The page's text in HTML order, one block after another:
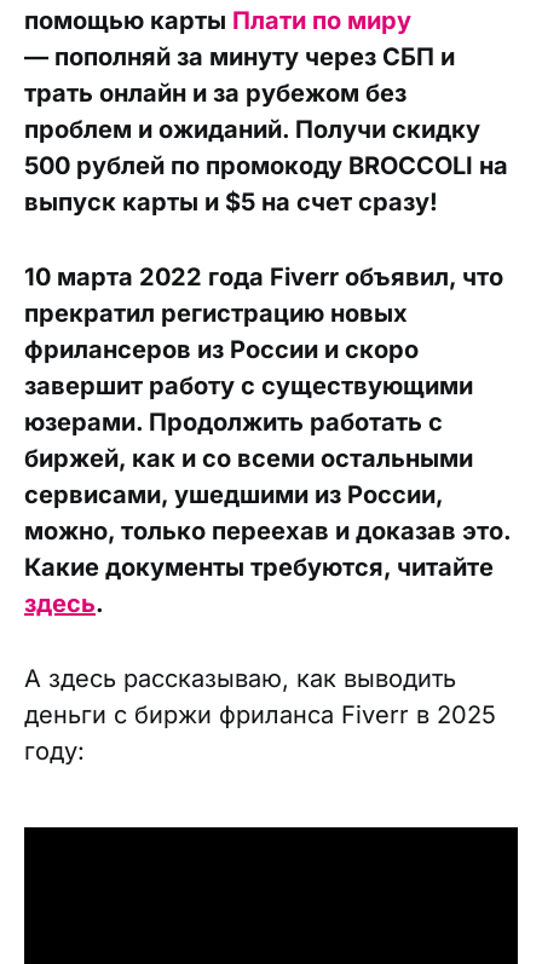
помощью карты Плати по миру
— пополняй за минуту через СБП и
трать онлайн и за рубежом без
проблем и ожиданий. Получи скидку
500 рублей по промокоду BROCCOLI на
выпуск карты и $5 на счет сразу!
10 марта 2022 года Fiverr объявил, что
прекратил регистрацию новых
фрилансеров из России и скоро
завершит работу с существующими
юзерами. Продолжить работать с
биржей, как и со всеми остальными
сервисами, ушедшими из России,
можно, только переехав и доказав это.
Какие документы требуются, читайте
здесь.
А здесь рассказываю, как выводить
деньги с биржи фриланса Fiverr в 2025
году: